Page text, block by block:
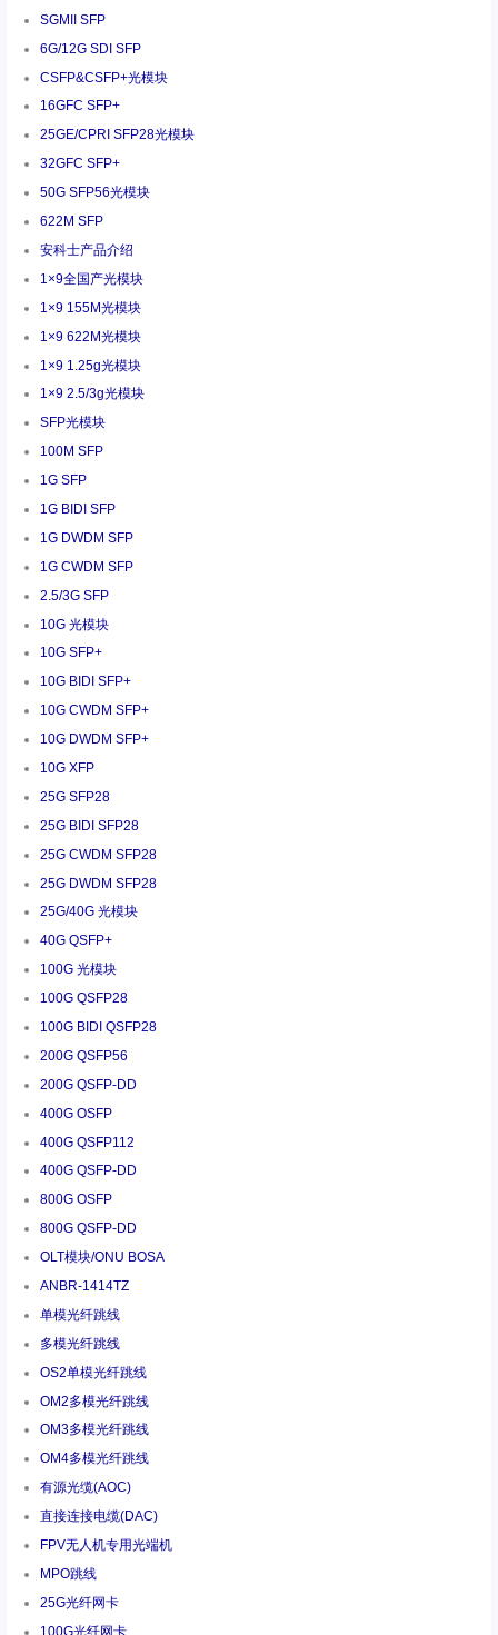
SGMII SFP
6G/12G SDI SFP
CSFP&CSFP+光模块
16GFC SFP+
25GE/CPRI SFP28光模块
32GFC SFP+
50G SFP56光模块
622M SFP
安科士产品介绍
1×9全国产光模块
1×9 155M光模块
1×9 622M光模块
1×9 1.25g光模块
1×9 2.5/3g光模块
SFP光模块
100M SFP
1G SFP
1G BIDI SFP
1G DWDM SFP
1G CWDM SFP
2.5/3G SFP
10G 光模块
10G SFP+
10G BIDI SFP+
10G CWDM SFP+
10G DWDM SFP+
10G XFP
25G SFP28
25G BIDI SFP28
25G CWDM SFP28
25G DWDM SFP28
25G/40G 光模块
40G QSFP+
100G 光模块
100G QSFP28
100G BIDI QSFP28
200G QSFP56
200G QSFP-DD
400G OSFP
400G QSFP112
400G QSFP-DD
800G OSFP
800G QSFP-DD
OLT模块/ONU BOSA
ANBR-1414TZ
单模光纤跳线
多模光纤跳线
OS2单模光纤跳线
OM2多模光纤跳线
OM3多模光纤跳线
OM4多模光纤跳线
有源光缆(AOC)
直接连接电缆(DAC)
FPV无人机专用光端机
MPO跳线
25G光纤网卡
100G光纤网卡